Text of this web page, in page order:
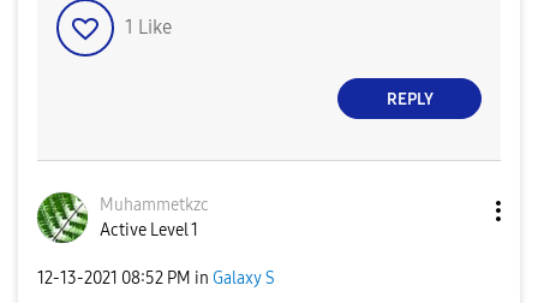
1 Like
REPLY
Muhammetkzc
Active Level 1
‎12-13-2021 08:52 PM in Galaxy S